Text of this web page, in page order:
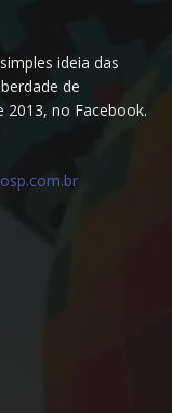
ideia das
de
2013, no Facebook.